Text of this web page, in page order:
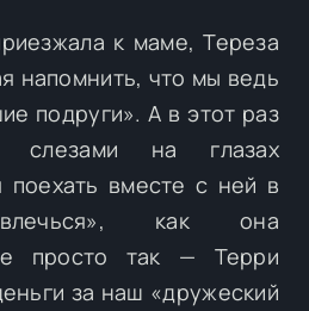
к маме, Тереза
напомнить, что мы ведь
подруги». А в этот раз
слезами на глазах
поехать вместе с ней в
как она
просто так — Терри
за наш «дружеский